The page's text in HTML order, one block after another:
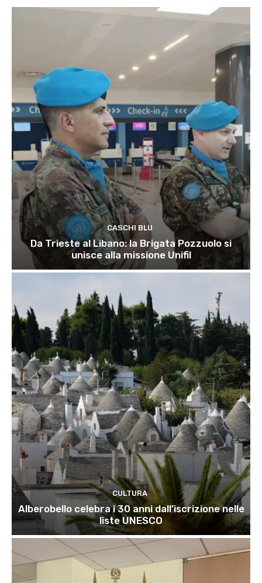
CASCHI BLU
Da Trieste al Libano: la Brigata Pozzuolo si
unisce alla missione Unifil
CULTURA
Alberobello celebra i 30 anni dall’iscrizione nelle
liste UNESCO